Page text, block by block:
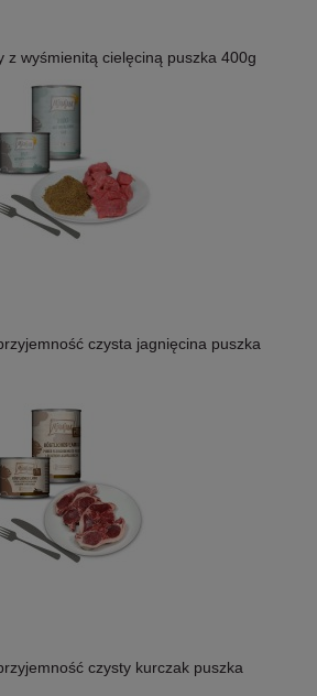
z wyśmienitą cielęciną puszka 400g
czysta jagnięcina puszka
czysty kurczak puszka